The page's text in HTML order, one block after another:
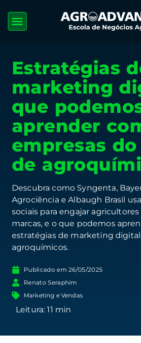
Estratégias
marketing
que
aprender
empresas
de
Descubra como Syngenta,
Agrociência e Albaugh Brasil
sociais para engajar
marcas, e o que podemos
estratégias de marketing
agroquímicos.
Publicado em 26/05/2025
Renato Seraphim
Marketing e Vendas